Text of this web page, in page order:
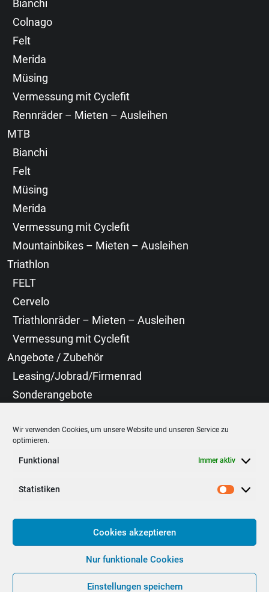
Wir verwenden Cookies, um unsere Website und unseren Service zu
optimieren.
Funktional Immer aktiv
Statistiken
Cookies akzeptieren
Nur funktionale Cookies
Einstellungen speichern
Bianchi
Colnago
Felt
Merida
Müsing
Vermessung mit Cyclefit
Rennräder – Mieten – Ausleihen
MTB
Bianchi
Felt
Müsing
Merida
Vermessung mit Cyclefit
Mountainbikes – Mieten – Ausleihen
Triathlon
FELT
Cervelo
Triathlonräder – Mieten – Ausleihen
Vermessung mit Cyclefit
Angebote / Zubehör
Leasing/Jobrad/Firmenrad
Sonderangebote
Bekleidung
© 2025 Radwelt – Rennrad – MTB – Triathlon – LeipzigAllgemeine
Geschäftsbedingungen
Datenschutzerklärung
Richtlinie